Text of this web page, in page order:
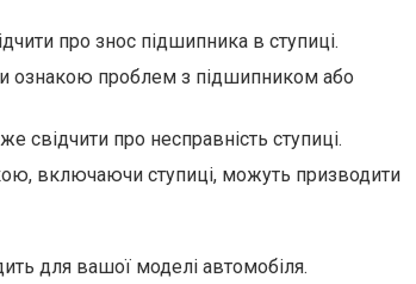
про знос підшипника в ступиці.
ознакою проблем з підшипником або
про несправність ступиці.
включаючи ступиці, можуть призводити
для вашої моделі автомобіля.